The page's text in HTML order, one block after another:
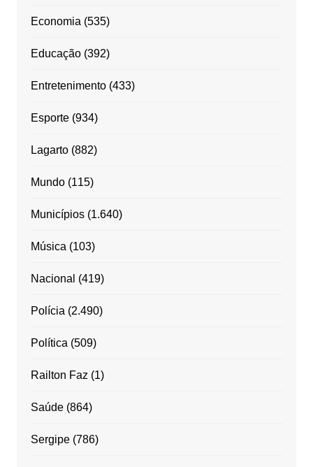
Economia (535)
Educação(392)
Entretenimento(433)
Esporte(934)
Lagarto(882)
Mundo(115)
Municípios(1.640)
Música (103)
Nacional (419)
Polícia (2.490)
Política (509)
Railton Faz (1)
Saúde(864)
Sergipe(786)